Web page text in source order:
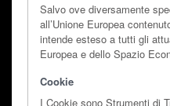
Salvo ove diversamente
all’Unione Europea
intende esteso a tutti gli
Europea e dello Spazio
Cookie
I Cookie sono Strumenti di